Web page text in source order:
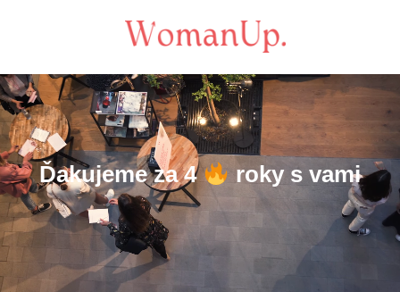
Ďakujeme za 4 roky s vami